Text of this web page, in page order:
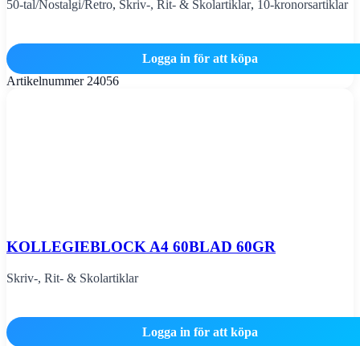
50-tal/Nostalgi/Retro, Skriv-, Rit- & Skolartiklar, 10-kronorsartiklar
Logga in för att köpa
Artikelnummer 24056
KOLLEGIEBLOCK A4 60BLAD 60GR
Skriv-, Rit- & Skolartiklar
Logga in för att köpa